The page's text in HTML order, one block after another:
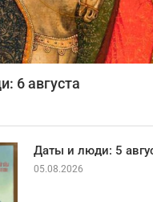
6 августа
Даты и люди: 5
05.08.2026